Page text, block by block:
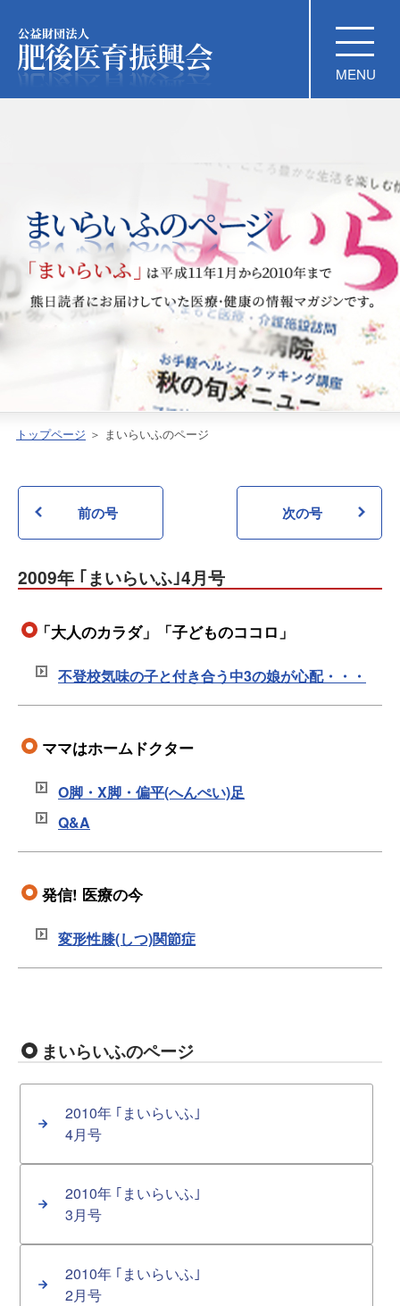
公益財団法人 肥後医育振興
トップページ ＞ まいらいふのページ
まいらいふのページ
2010年 ｢まいらいふ｣
4月号
2010年 ｢まいらいふ｣
3月号
2010年 ｢まいらいふ｣
2月号
前の号 次の号
2009年 ｢まいらいふ｣4月号
不登校気味の子と付き合う中3の娘が心配・・・
O脚・X脚・偏平(へんぺい)足
Q&A
変形性膝(しつ)関節症